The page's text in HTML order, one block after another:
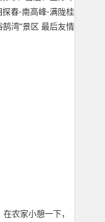
春-南高峰-满陇桂
湾”景区 最后友情
农家小憩一下，